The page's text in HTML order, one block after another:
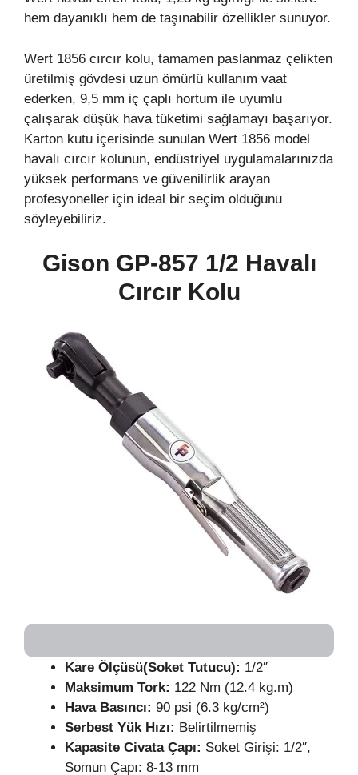
hem dayanıklı hem de taşınabilir özellikler sunuyor.
Wert 1856 cırcır kolu, tamamen paslanmaz çelikten
üretilmiş gövdesi uzun ömürlü kullanım vaat
ederken, 9,5 mm iç çaplı hortum ile uyumlu
çalışarak düşük hava tüketimi sağlamayı başarıyor.
Karton kutu içerisinde sunulan Wert 1856 model
havalı cırcır kolunun, endüstriyel uygulamalarınızda
yüksek performans ve güvenilirlik arayan
profesyoneller için ideal bir seçim olduğunu
söyleyebiliriz.
Gison GP-857 1/2 Havalı
Cırcır Kolu
Kare Ölçüsü(Soket Tutucu): 1/2″
Maksimum Tork: 122 Nm (12.4 kg.m)
Hava Basıncı: 90 psi (6.3 kg/cm²)
Serbest Yük Hızı: Belirtilmemiş
Kapasite Civata Çapı: Soket Girişi: 1/2″,
Somun Çapı: 8-13 mm